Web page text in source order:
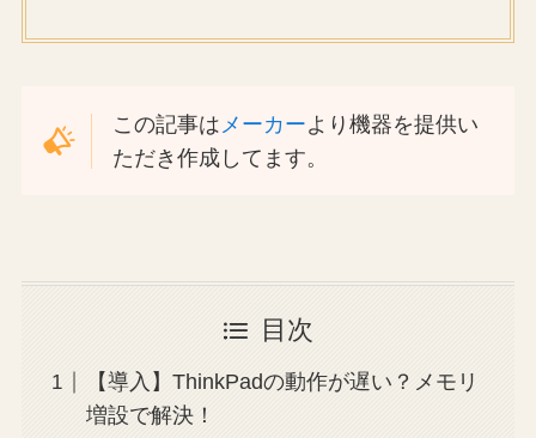
この記事は メーカーより機器を提供い
ただき作成してます。
目次
【導入】ThinkPadの動作が遅い？メモリ
増設で解決！